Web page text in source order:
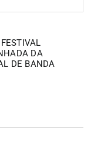
DA
DE BANDA